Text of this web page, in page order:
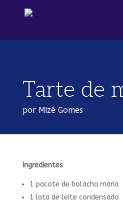
Tarte de
por Mizé Gomes
Ingredientes
1 pacote de bolacha maria
1 lata de leite condensado